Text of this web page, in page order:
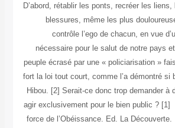
D’abord, rétablir les ponts, recréer les
blessures, même les plus
contrôle l’ego de chacun, en vue
nécessaire pour le salut de notre pays et
peuple écrasé par une « policiarisation »
fort la loi tout court, comme l’a démontré si
Hibou. [2] Serait-ce donc trop demander à
agir exclusivement pour le bien public ? [1]
force de l’Obéissance. Ed. La